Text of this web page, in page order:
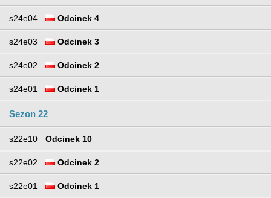
s24e04 Odcinek 4
s24e03 Odcinek 3
s24e02 Odcinek 2
s24e01 Odcinek 1
Sezon 22
s22e10 Odcinek 10
s22e02 Odcinek 2
s22e01 Odcinek 1